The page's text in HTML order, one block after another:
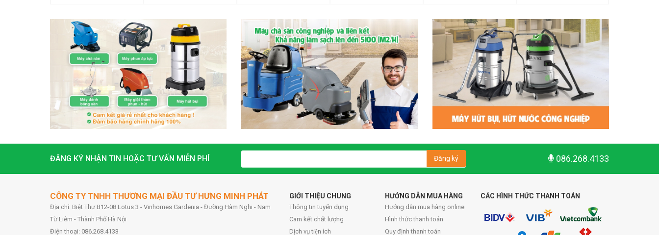
ĐĂNG KÝ NHẬN TIN HOẶC TƯ VẤN MIỄN PHÍ Đăng ký 086.268.4133
CÔNG TY TNHH THƯƠNG MẠI ĐẦU TƯ HƯNG MINH PHÁT
Địa chỉ: Biệt Thự B12-08 Lotus 3 - Vinhomes Gardenia - Đường Hàm Nghi - Nam
Từ Liêm - Thành Phố Hà Nội
Điện thoại: 086.268.4133
GIỚI THIỆU CHUNG
Thông tin tuyển dụng
Cam kết chất lượng
Dịch vụ tiện ích
HƯỚNG DẪN MUA HÀNG
Hướng dẫn mua hàng online
Hình thức thanh toán
Quy định thanh toán
CÁC HÌNH THỨC THANH TOÁN